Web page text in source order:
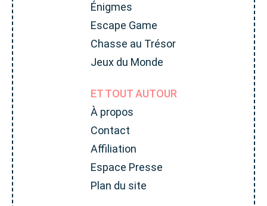
Énigmes
Escape Game
Chasse au Trésor
Jeux du Monde
ET TOUT AUTOUR
À propos
Contact
Affiliation
Espace Presse
Plan du site